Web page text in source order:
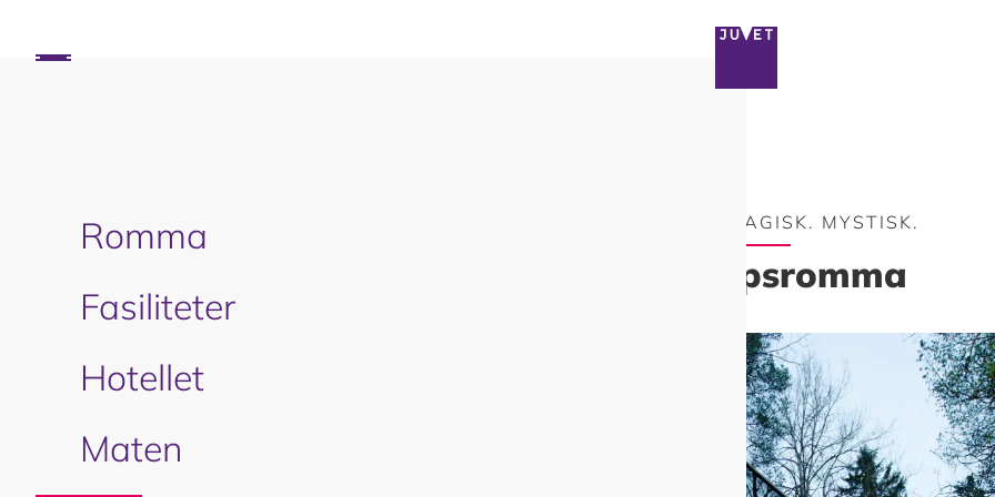
Romma
Fasiliteter
Hotellet
Maten
MAJESTETISK. MAGISK. MYSTISK.
Landskapsromma